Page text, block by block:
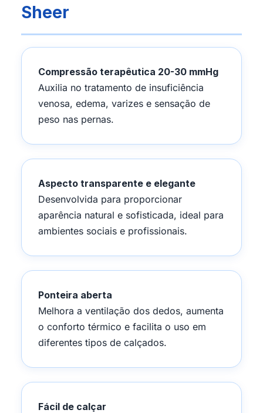
Sheer
Compressão terapêutica 20-30 mmHg
Auxilia no tratamento de insuficiência
venosa, edema, varizes e sensação de
peso nas pernas.
Aspecto transparente e elegante
Desenvolvida para proporcionar
aparência natural e sofisticada, ideal para
ambientes sociais e profissionais.
Ponteira aberta
Melhora a ventilação dos dedos, aumenta
o conforto térmico e facilita o uso em
diferentes tipos de calçados.
Fácil de calçar